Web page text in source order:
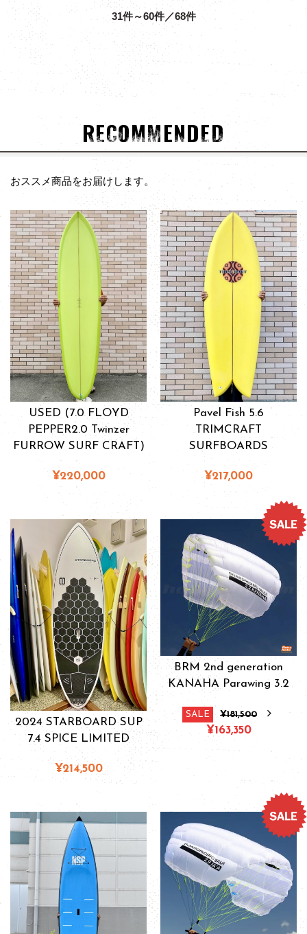
31件～60件／68件
RECOMMENDED
おススメ商品をお届けします。
USED (7.0 FLOYD
PEPPER2.0 Twinzer
FURROW SURF CRAFT)
¥220,000
Pavel Fish 5.6
TRIMCRAFT
SURFBOARDS
¥217,000
2024 STARBOARD SUP
7.4 SPICE LIMITED
¥214,500
BRM 2nd generation
KANAHA Parawing 3.2
SALE ¥181,500
¥163,350